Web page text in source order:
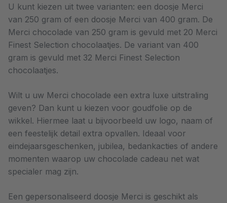
U kunt kiezen uit twee varianten: een doosje Merci
van 250 gram of een doosje Merci van 400 gram. De
Merci chocolade van 250 gram is gevuld met 20 Merci
Finest Selection chocolaatjes. De variant van 400
gram is gevuld met 32 Merci Finest Selection
chocolaatjes.
Wilt u uw Merci chocolade een extra luxe uitstraling
geven? Dan kunt u kiezen voor goudfolie op de
wikkel. Hiermee laat u bijvoorbeeld uw logo, naam of
een feestelijk detail extra opvallen. Ideaal voor
eindejaarsgeschenken, jubilea, bedankacties of andere
momenten waarop uw chocolade cadeau net wat
specialer mag zijn.
Een gepersonaliseerd doosje Merci is geschikt als